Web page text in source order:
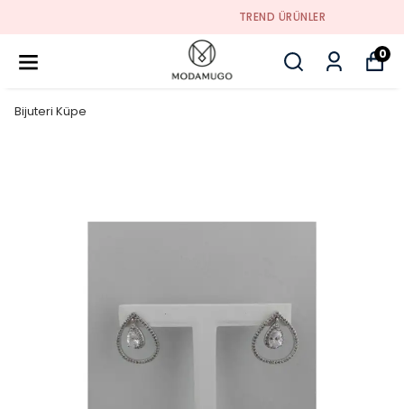
TREND ÜRÜNLER
0
Bijuteri Küpe